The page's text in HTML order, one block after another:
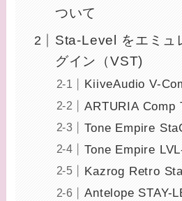
ついて
Sta-Level をエミュ
グイン（VST)
KiiveAudio V-
ARTURIA Comp
Tone Empire
Tone Empire
Kazrog Retro
Antelope STAY-